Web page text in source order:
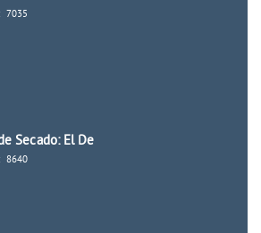
7035
Secado: El De
8640